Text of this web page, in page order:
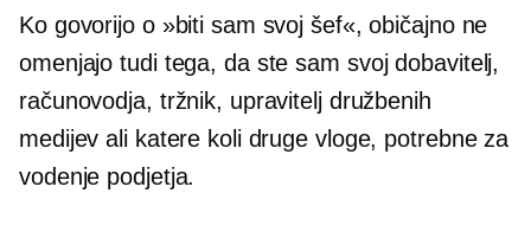
Ko govorijo o »biti sam svoj šef«, običajno ne
omenjajo tudi tega, da ste sam svoj dobavitelj,
računovodja, tržnik, upravitelj družbenih
medijev ali katere koli druge vloge, potrebne za
vodenje podjetja.